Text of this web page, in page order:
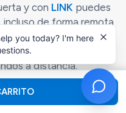
y con LINK puedes
de forma remota
de voz.
las teclas
a distancia.
you today? I'm here